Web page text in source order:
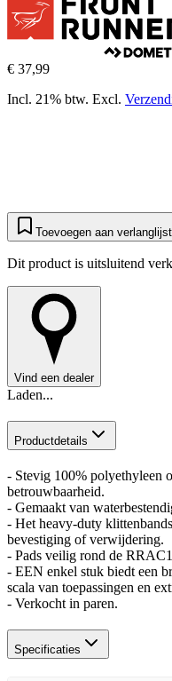
€ 37,99
Incl. 21% btw. Excl.
Toevoegen aan verlanglijst
Dit product is uitsluitend
Vind een dealer
Laden...
Productdetails
- Stevig 100% polyethyleen
betrouwbaarheid.
- Gemaakt van
- Het heavy-duty
bevestiging of verwijdering.
- Pads veilig rond de
- EEN enkel stuk biedt een
scala van toepassingen en
- Verkocht in paren.
Specificaties